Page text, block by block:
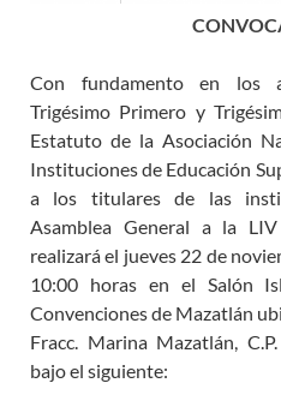
Con fundamento en los
Trigésimo Primero y
Estatuto de la Asociación
Instituciones de Educación
a los titulares de las
Asamblea General a la
realizará el jueves 22 de
10:00 horas en el Salón
Convenciones de Mazatlán
Fracc. Marina Mazatlán,
bajo el siguiente: